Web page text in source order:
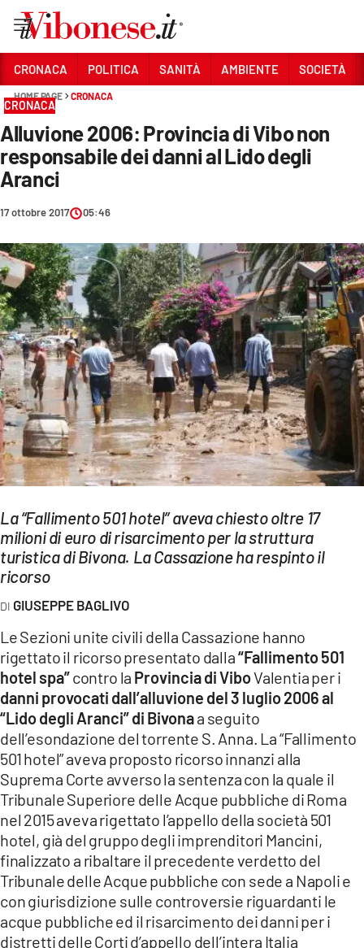
Sezioni
CRONACA
POLITICA
SOCIETÀ
CULTURA
ECONOMIA E LAVORO
EVENTI
SPORT
Streaming
LAC TV
LAC NETWORK
LAC ONAIR
LaC
Network
LACPLAY.IT
LACTV.IT
LACONAIR.IT
LACITYMAG.IT
ILREGGINO.IT
COSENZACHANNEL.IT
ILVIBONESE.IT
CATANZAROCHANNEL.IT
LACAPITALENEWS.IT
CRONACA POLITICA SANITÀ AMBIENTE SOCIETÀ
HOME PAGE CRONACA
CRONACA
Alluvione 2006: Provincia di Vibo non
responsabile dei danni al Lido degli
Aranci
17 ottobre 2017 05:46
La “Fallimento 501 hotel” aveva chiesto oltre 17
milioni di euro di risarcimento per la struttura
turistica di Bivona. La Cassazione ha respinto il
ricorso
GIUSEPPE BAGLIVO
Le Sezioni unite civili della Cassazione hanno
rigettato il ricorso presentato dalla“Fallimento 501
hotel spa”contro la Provincia di ViboValentia per i
danni provocati dall’alluvione del 3 luglio 2006 al
“Lido degli Aranci” di Bivonaa seguito
dell’esondazione del torrente S. Anna. La “Fallimento
501 hotel” aveva proposto ricorso innanzi alla
Suprema Corte avverso la sentenza con la quale il
Tribunale Superiore delle Acque pubbliche di Roma
nel 2015 aveva rigettato l’appello della società 501
hotel, già del gruppo degli imprenditori Mancini,
finalizzato a ribaltare il precedente verdetto del
Tribunale delle Acque pubbliche con sede a Napoli e
con giurisdizione sulle controversie riguardanti le
acque pubbliche ed il risarcimento dei danni per i
distretti delle Corti d’appello dell’intera Italia